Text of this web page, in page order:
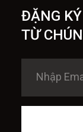
ĐẶNG
TỪ